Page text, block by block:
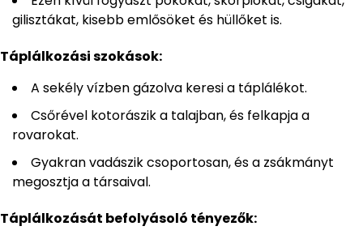
gilisztákat, kisebb emlősöket és hüllőket is.
Táplálkozási szokások:
A sekély vízben gázolva keresi a táplálékot.
Csőrével kotorászik a talajban, és felkapja a
rovarokat.
Gyakran vadászik csoportosan, és a zsákmányt
megosztja a társaival.
Táplálkozását befolyásoló tényezők: